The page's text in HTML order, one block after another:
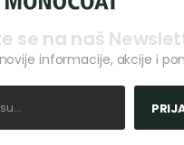
se na naš
informacije, akcije i